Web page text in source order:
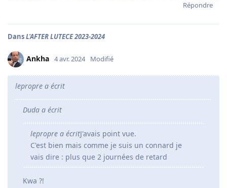
Répondre
DansL'AFTER LUTECE 2023-2024
Ankha 4 avr. 2024 Modifié
lepropre a écrit
Duda a écrit
lepropre a écritJ'avais point vue.
C'est bien mais comme je suis un connard je
vais dire : plus que 2 journées de retard
Kwa ?!